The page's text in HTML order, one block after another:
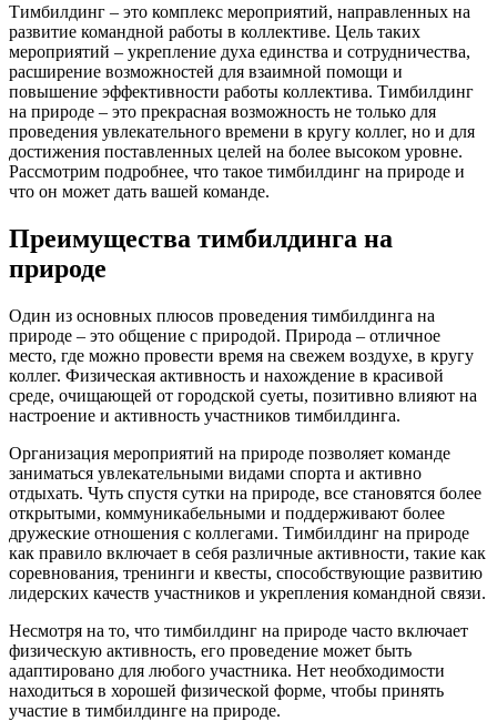
Тимбилдинг – это комплекс мероприятий, направленных на
развитие командной работы в коллективе. Цель таких
мероприятий – укрепление духа единства и сотрудничества,
расширение возможностей для взаимной помощи и
повышение эффективности работы коллектива. Тимбилдинг
на природе – это прекрасная возможность не только для
проведения увлекательного времени в кругу коллег, но и для
достижения поставленных целей на более высоком уровне.
Рассмотрим подробнее, что такое тимбилдинг на природе и
что он может дать вашей команде.
Преимущества тимбилдинга на
природе
Один из основных плюсов проведения тимбилдинга на
природе – это общение с природой. Природа – отличное
место, где можно провести время на свежем воздухе, в кругу
коллег. Физическая активность и нахождение в красивой
среде, очищающей от городской суеты, позитивно влияют на
настроение и активность участников тимбилдинга.
Организация мероприятий на природе позволяет команде
заниматься увлекательными видами спорта и активно
отдыхать. Чуть спустя сутки на природе, все становятся более
открытыми, коммуникабельными и поддерживают более
дружеские отношения с коллегами. Тимбилдинг на природе
как правило включает в себя различные активности, такие как
соревнования, тренинги и квесты, способствующие развитию
лидерских качеств участников и укрепления командной связи.
Несмотря на то, что тимбилдинг на природе часто включает
физическую активность, его проведение может быть
адаптировано для любого участника. Нет необходимости
находиться в хорошей физической форме, чтобы принять
участие в тимбилдинге на природе.